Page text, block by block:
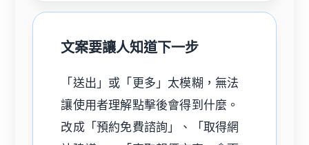
文案要讓人知道下一步
「送出」或「更多」太模糊，無法
讓使用者理解點擊後會得到什麼。
改成「預約免費諮詢」、「取得網